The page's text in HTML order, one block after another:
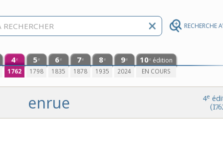
RECHERCHE
4e
1762
5e
1798
6e
1835
7e
1878
8e
1935
9e
2024
10e édition
EN COURS
4e
enrue